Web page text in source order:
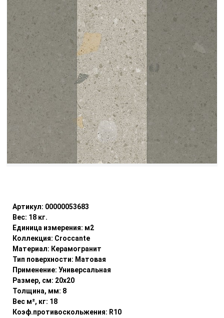
Артикул: 00000053683
Вес: 18 кг.
Единица измерения: м2
Коллекция: Croccante
Материал: Керамогранит
Тип поверхности: Матовая
Применение: Универсальная
Размер, см: 20x20
Толщина, мм: 8
Вес м², кг: 18
Коэф.противоскольжения: R10